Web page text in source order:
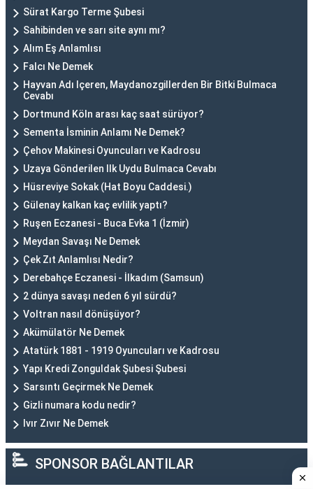
Sürat Kargo Terme Şubesi
Sahibinden ve sarı site aynı mı?
Alım Eş Anlamlısı
Falcı Ne Demek
Hayvan Adı Içeren, Maydanozgillerden Bir Bitki Bulmaca
Cevabı
Dortmund Köln arası kaç saat sürüyor?
Sementa İsminin Anlamı Ne Demek?
Çehov Makinesi Oyuncuları ve Kadrosu
Uzaya Gönderilen Ilk Uydu Bulmaca Cevabı
Hüsreviye Sokak (Hat Boyu Caddesi.)
Gülenay kalkan kaç evlilik yaptı?
Ruşen Eczanesi - Buca Evka 1 (İzmir)
Meydan Savaşı Ne Demek
Çek Zıt Anlamlısı Nedir?
Derebahçe Eczanesi - İlkadım (Samsun)
2 dünya savaşı neden 6 yıl sürdü?
Voltran nasıl dönüşüyor?
Akümülatör Ne Demek
Atatürk 1881 - 1919 Oyuncuları ve Kadrosu
Yapı Kredi Zonguldak Şubesi Şubesi
Sarsıntı Geçirmek Ne Demek
Gizli numara kodu nedir?
Ivır Zıvır Ne Demek
SPONSOR BAĞLANTILAR